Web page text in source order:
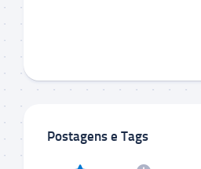
Postagens e Tags